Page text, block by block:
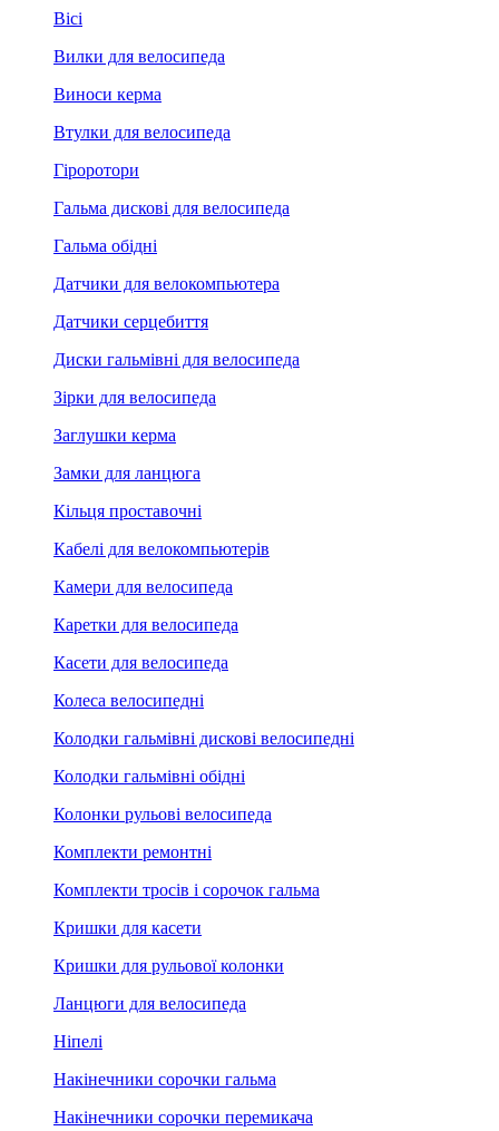
Вісі
Вилки для велосипеда
Виноси керма
Втулки для велосипеда
Гіроротори
Гальма дискові для велосипеда
Гальма обідні
Датчики для велокомпьютера
Датчики серцебиття
Диски гальмівні для велосипеда
Зірки для велосипеда
Заглушки керма
Замки для ланцюга
Кільця проставочні
Кабелі для велокомпьютерів
Камери для велосипеда
Каретки для велосипеда
Касети для велосипеда
Колеса велосипедні
Колодки гальмівні дискові велосипедні
Колодки гальмівні обідні
Колонки рульові велосипеда
Комплекти ремонтні
Комплекти тросів і сорочок гальма
Кришки для касети
Кришки для рульової колонки
Ланцюги для велосипеда
Ніпелі
Накінечники сорочки гальма
Накінечники сорочки перемикача